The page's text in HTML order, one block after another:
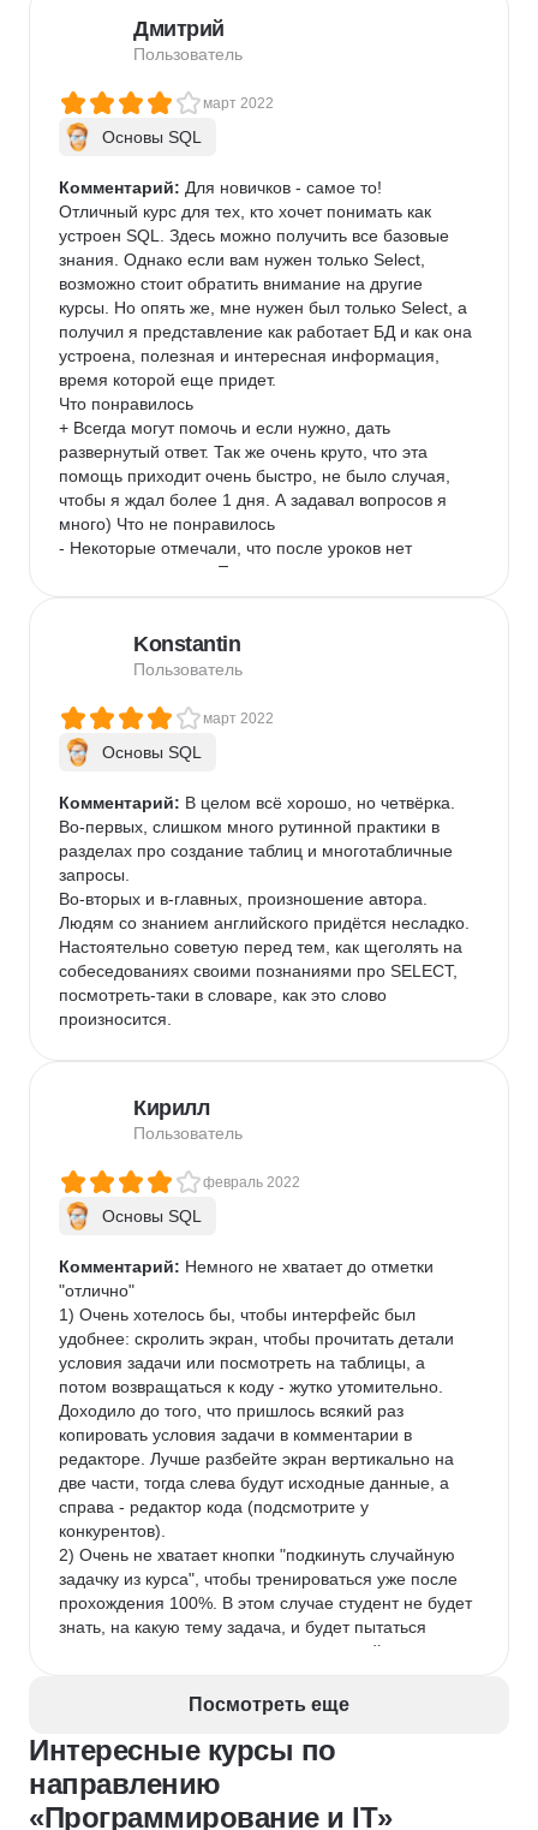
Благодарю автора за труд и рекомендую курс =)
Дмитрий
Пользователь
март 2022
Основы SQL
Комментарий: Для новичков - самое то!
Отличный курс для тех, кто хочет понимать как
устроен SQL. Здесь можно получить все базовые
знания. Однако если вам нужен только Select,
возможно стоит обратить внимание на другие
курсы. Но опять же, мне нужен был только Select, а
получил я представление как работает БД и как она
устроена, полезная и интересная информация,
время которой еще придет.
Что понравилось
+ Всегда могут помочь и если нужно, дать
развернутый ответ. Так же очень круто, что эта
помощь приходит очень быстро, не было случая,
чтобы я ждал более 1 дня. А задавал вопросов я
много) Что не понравилось
- Некоторые отмечали, что после уроков нет
краткого конспекта. Полезная вещь, пригодилась
Konstantin
Пользователь
март 2022
Основы SQL
Комментарий: В целом всё хорошо, но четвёрка.
Во-первых, слишком много рутинной практики в
разделах про создание таблиц и многотабличные
запросы.
Во-вторых и в-главных, произношение автора.
Людям со знанием английского придётся несладко.
Настоятельно советую перед тем, как щеголять на
собеседованиях своими познаниями про SELECT,
посмотреть-таки в словаре, как это слово
произносится.
Кирилл
Пользователь
февраль 2022
Основы SQL
Комментарий: Немного не хватает до отметки
"отлично"
1) Очень хотелось бы, чтобы интерфейс был
удобнее: скролить экран, чтобы прочитать детали
условия задачи или посмотреть на таблицы, а
потом возвращаться к коду - жутко утомительно.
Доходило до того, что пришлось всякий раз
копировать условия задачи в комментарии в
редакторе. Лучше разбейте экран вертикально на
две части, тогда слева будут исходные данные, а
справа - редактор кода (подсмотрите у
конкурентов).
2) Очень не хватает кнопки "подкинуть случайную
задачку из курса", чтобы тренироваться уже после
прохождения 100%. В этом случае студент не будет
знать, на какую тему задача, и будет пытаться
решить ее исходя из имеющихся знаний и опыта.
изобретательности. Хотелось бы видеть элегантные
мастера, а не очередной "рабочий вариант". Если
эти пожелания будут учтены, то хороший продукт
станет отличным, а пока ставлю "4-".
Посмотреть еще
Интересные курсы по
направлению
«Программирование и IT»